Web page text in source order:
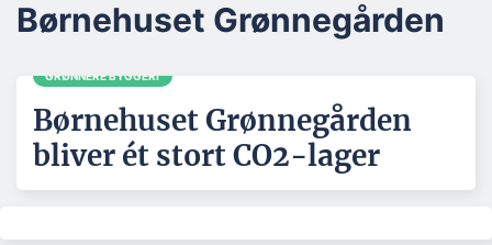
Børnehuset Grønnegården
GRØNNERE BYGGERI
Børnehuset Grønnegården
bliver ét stort CO2-lager